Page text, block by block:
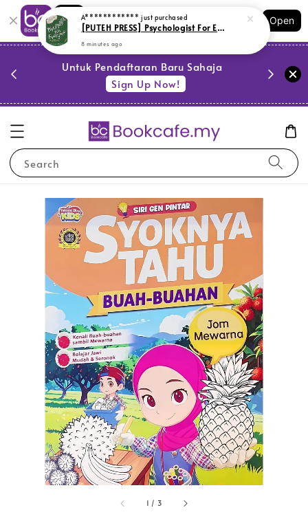
Shopping: Track Your Order
Your Trusted Shops
Open
Untuk Pendaftaran Baru Sahaja
Sign Up Now!
Search
1 / 3
A************ just purchased
[PUTEH PRESS] Psychologist For Everyone (L157,BL151,G7,SR12)
8 minutes ago